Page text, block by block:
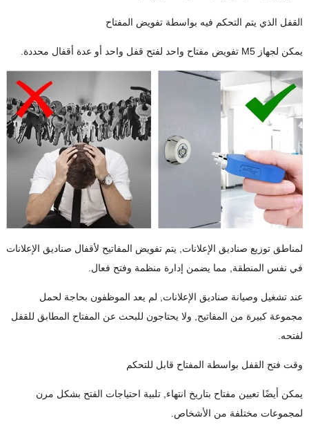
القفل الذي يتم التحكم فيه بواسطة تفويض المفتاح
يمكن لجهاز M5 تفويض مفتاح واحد لفتح قفل واحد أو عدة أقفال محددة.
لمناطق توزيع صناديق الإعلانات, يتم تفويض المفاتيح لأقفال صناديق الإعلانات
في نفس المنطقة, مما يضمن إدارة منظمة وفتح فعال.
عند تشغيل وصيانة صناديق الإعلانات, لم يعد الموظفون بحاجة لحمل
مجموعة كبيرة من المفاتيح, ولا يحتاجون للبحث عن المفتاح المطابق للقفل
لفتحه.
وقت فتح القفل بواسطة المفتاح قابل للتحكم
يمكن أيضًا تعيين مفتاح بتاريخ انتهاء, تلبية احتياجات الفتح بشكل مرن
لمجموعات مختلفة من الأشخاص.